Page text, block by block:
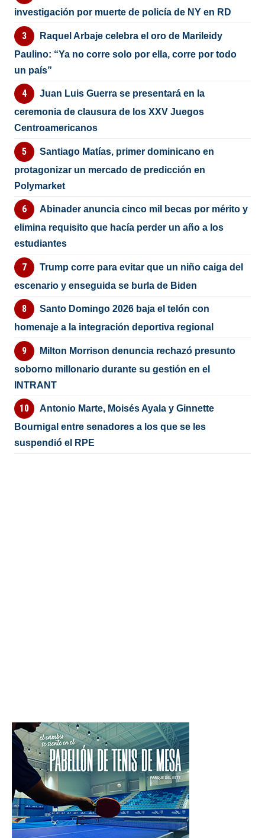
investigación por muerte de policía de NY en RD
Raquel Arbaje celebra el oro de Marileidy
Paulino: “Ya no corre solo por ella, corre por todo
un país”
Juan Luis Guerra se presentará en la
ceremonia de clausura de los XXV Juegos
Centroamericanos
Santiago Matías, primer dominicano en
protagonizar un mercado de predicción en
Polymarket
Abinader anuncia cinco mil becas por mérito y
elimina requisito que hacía perder un año a los
estudiantes
Trump corre para evitar que un niño caiga del
escenario y enseguida se burla de Biden
Santo Domingo 2026 baja el telón con
homenaje a la integración deportiva regional
Milton Morrison denuncia rechazó presunto
soborno millonario durante su gestión en el
INTRANT
Antonio Marte, Moisés Ayala y Ginnette
Bournigal entre senadores a los que se les
suspendió el RPE